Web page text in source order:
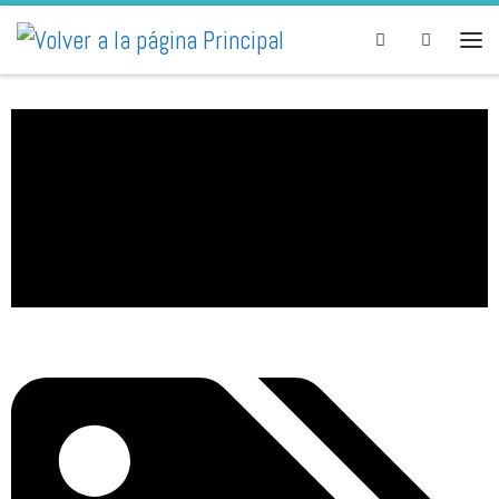
Skip to content Search